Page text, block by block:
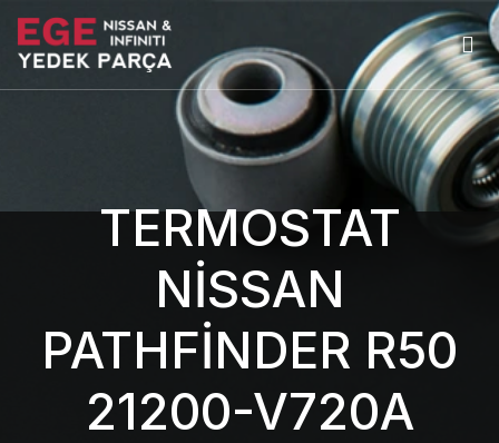
TERMOSTAT
NİSSAN
PATHFİNDER R50
21200-V720A